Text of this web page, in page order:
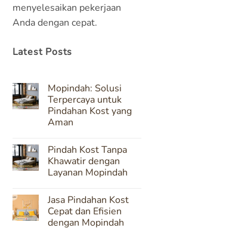
menyelesaikan pekerjaan
Anda dengan cepat.
Latest Posts
Mopindah: Solusi
Terpercaya untuk
Pindahan Kost yang
Aman
on
Mopindah:
Solusi
Terpercaya
Kost
yang
Aman
Pindah Kost Tanpa
Khawatir dengan
Layanan Mopindah
on
Pindah
Kost
Tanpa
Jasa Pindahan Kost
Cepat dan Efisien
dengan Mopindah